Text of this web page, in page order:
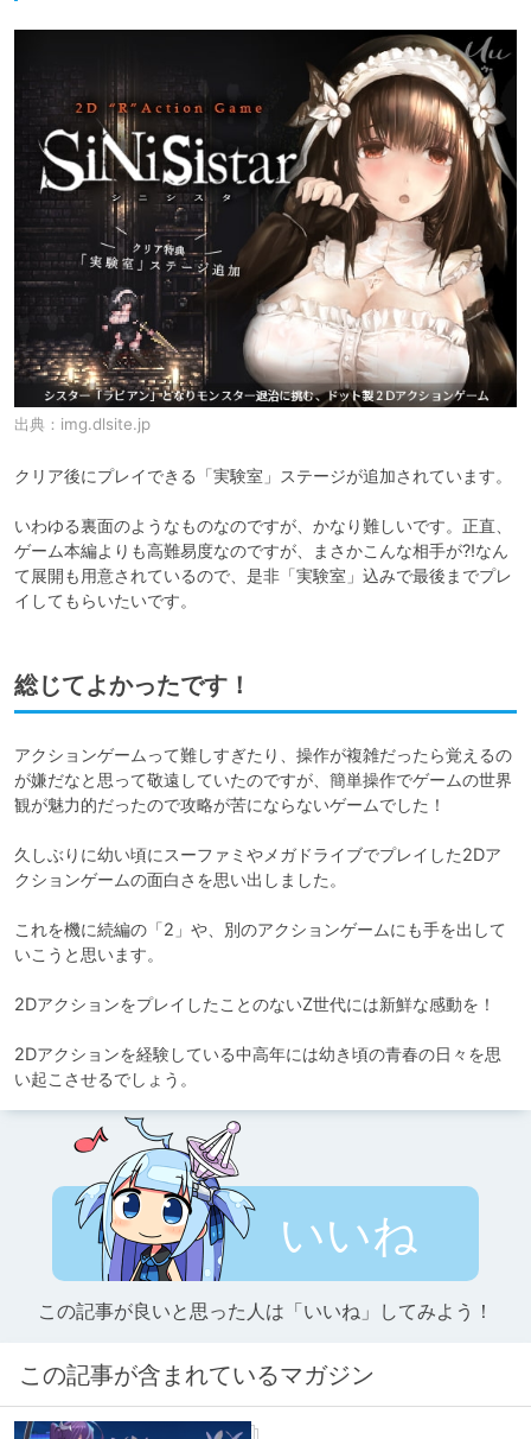
出典： img.dlsite.jp
クリア後にプレイできる「実験室」ステージが追加されています。
いわゆる裏面のようなものなのですが、かなり難しいです。正直、
ゲーム本編よりも高難易度なのですが、まさかこんな相手が?!なん
て展開も用意されているので、是非「実験室」込みで最後までプレ
イしてもらいたいです。
総じてよかったです！
アクションゲームって難しすぎたり、操作が複雑だったら覚えるの
が嫌だなと思って敬遠していたのですが、簡単操作でゲームの世界
観が魅力的だったので攻略が苦にならないゲームでした！
久しぶりに幼い頃にスーファミやメガドライブでプレイした2Dア
クションゲームの面白さを思い出しました。
これを機に続編の「2」や、別のアクションゲームにも手を出して
いこうと思います。
2DアクションをプレイしたことのないZ世代には新鮮な感動を！
2Dアクションを経験している中高年には幼き頃の青春の日々を思
い起こさせるでしょう。
いいね
この記事が良いと思った人は「いいね」してみよう！
この記事が含まれているマガジン